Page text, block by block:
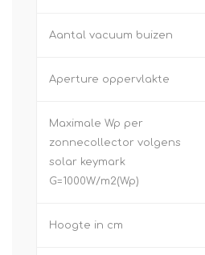
Aantal vacuum buizen
Aperture oppervlakte
Maximale Wp per
zonnecollector volgens
solar keymark
G=1000W/m2(Wp)
Hoogte in cm